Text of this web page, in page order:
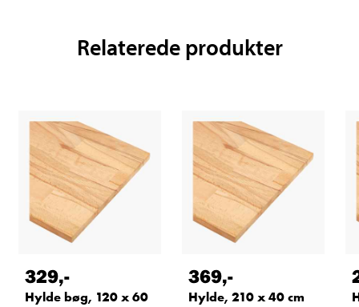
Relaterede produkter
329,-
Hylde bøg, 120 x 60
369,-
Hylde, 210 x 40 cm